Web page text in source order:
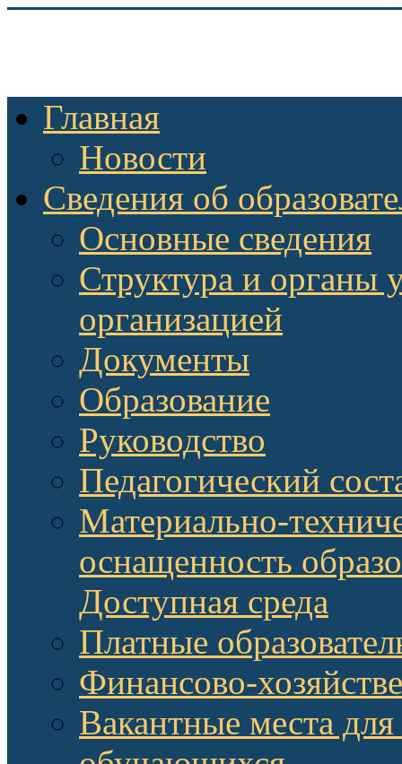
Главная
Новости
Сведения об
Основные сведения
Структура и органы
организацией
Документы
Образование
Руководство
Педагогический
Материально-
оснащенность
Доступная среда
Платные
Финансово-
Вакантные места